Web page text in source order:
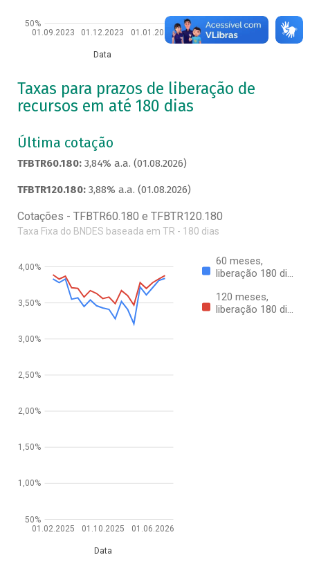
01.09.2023 01.12.2023 01.01.2026
Data
50%
Taxas para prazos de liberação de
recursos em até 180 dias
Última cotação
TFBTR60.180: 3,84% a.a. (01.08.2026)
TFBTR120.180: 3,88% a.a. (01.08.2026)
Cotações - TFBTR60.180 e TFBTR120.180
Taxa Fixa do BNDES baseada em TR - 180 dias
60 meses,
liberação 180 di…
120 meses,
liberação 180 di…
01.02.2025 01.10.2025 01.06.2026
Data
50%
1,00%
1,50%
2,00%
2,50%
3,00%
3,50%
4,00%